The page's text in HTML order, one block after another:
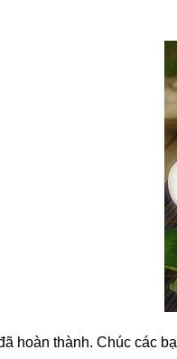
hoàn thành. Chúc các